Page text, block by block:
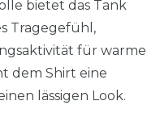
bietet das Tank
Tragegefühl,
für warme
dem Shirt eine
lässigen Look.